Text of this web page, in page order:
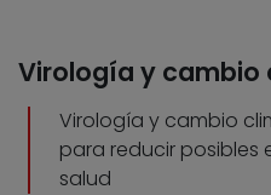
Virología y cambio
Virología y cambio
para reducir posibles
salud